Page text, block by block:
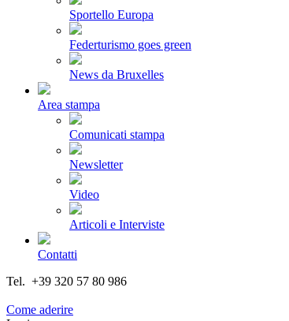
Sportello Europa
Federturismo goes green
News da Bruxelles
Area stampa
Comunicati stampa
Newsletter
Video
Articoli e Interviste
Contatti
Tel. +39 320 57 80 986
Come aderire